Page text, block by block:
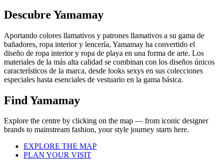
Descubre Yamamay
Aportando colores llamativos y patrones llamativos a su gama de
bañadores, ropa interior y lencería, Yamamay ha convertido el
diseño de ropa interior y ropa de playa en una forma de arte. Los
materiales de la más alta calidad se combinan con los diseños únicos
característicos de la marca, desde looks sexys en sus colecciones
especiales hasta esenciales de vestuario en la gama básica.
Find Yamamay
Explore the centre by clicking on the map — from iconic designer
brands to mainstream fashion, your style journey starts here.
EXPLORE THE MAP
PLAN YOUR VISIT